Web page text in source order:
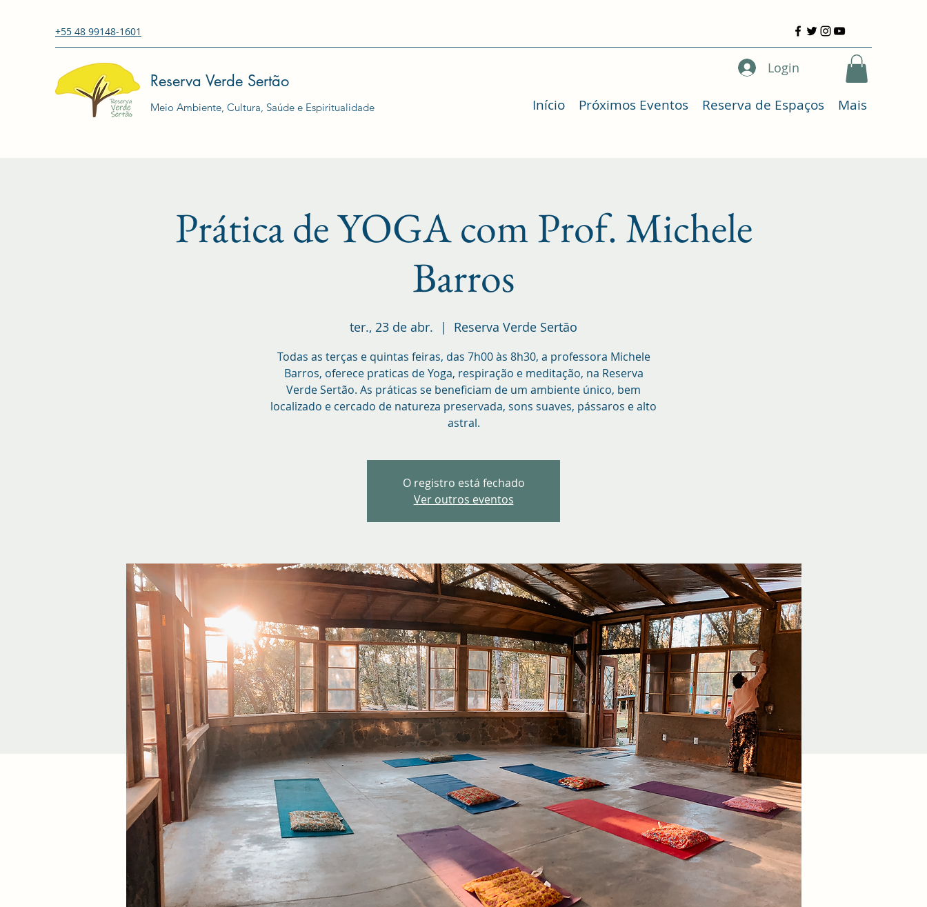
+55 48 99148-1601
Reserva Verde Sertão
Meio Ambiente, Cultura, Saúde e Espiritualidade
Login
Início Próximos Eventos Reserva de Espaços Mais
Prática de YOGA com Prof. Michele
Barros
ter., 23 de abr.
  |
Reserva Verde Sertão
Todas as terças e quintas feiras, das 7h00 às 8h30, a professora Michele
Barros, oferece praticas de Yoga, respiração e meditação, na Reserva
Verde Sertão. As práticas se beneficiam de um ambiente único, bem
localizado e cercado de natureza preservada, sons suaves, pássaros e alto
astral.
O registro está fechado
Ver outros eventos